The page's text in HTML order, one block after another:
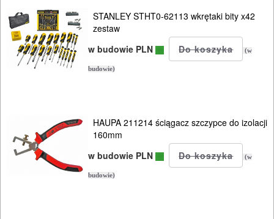
STANLEY STHT0-62113 wkrętaki bity x42
zestaw
w budowie PLN
(w
budowie)
HAUPA 211214 ściągacz szczypce do izolacji
160mm
w budowie PLN
(w
budowie)